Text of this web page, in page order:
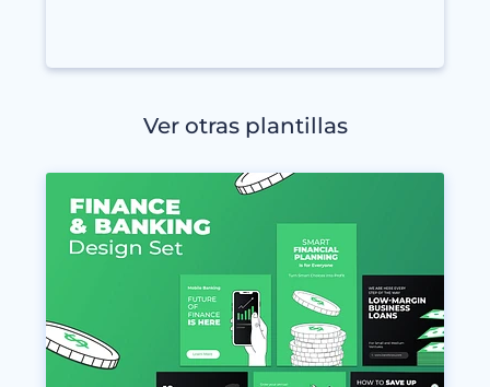
Ver otras plantillas